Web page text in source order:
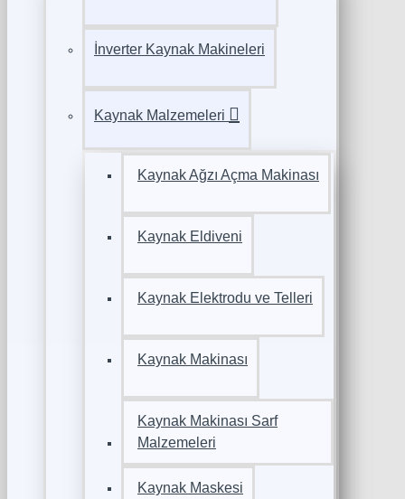
İnverter Kaynak Makineleri
Kaynak Malzemeleri
Kaynak Ağzı Açma Makinası
Kaynak Eldiveni
Kaynak Elektrodu ve Telleri
Kaynak Makinası
Kaynak Makinası Sarf
Malzemeleri
Kaynak Maskesi